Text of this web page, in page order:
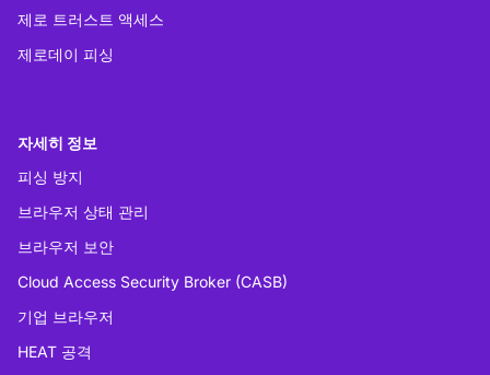
제로 트러스트 액세스
제로데이 피싱
자세히 정보
피싱 방지
브라우저 상태 관리
브라우저 보안
Cloud Access Security Broker (CASB)
기업 브라우저
HEAT 공격